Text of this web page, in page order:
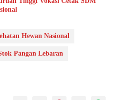
Hewan Nasional
Pangan Lebaran